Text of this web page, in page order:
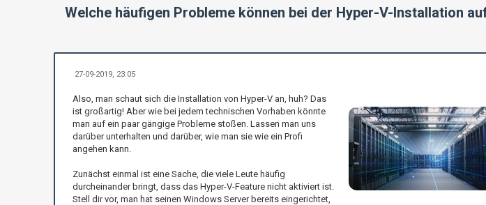
Welche häufigen Probleme können bei der Hyper-V-Installation
27-09-2019, 23:05
Also, man schaut sich die Installation von Hyper-V an, huh? Das
ist großartig! Aber wie bei jedem technischen Vorhaben könnte
man auf ein paar gängige Probleme stoßen. Lassen man uns
darüber unterhalten und darüber, wie man sie wie ein Profi
angehen kann.
Zunächst einmal ist eine Sache, die viele Leute häufig
durcheinander bringt, dass das Hyper-V-Feature nicht aktiviert ist.
Stell dir vor, man hat seinen Windows Server bereits eingerichtet,